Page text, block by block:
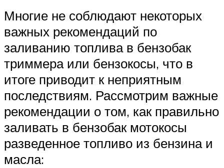
Многие не соблюдают некоторых
важных рекомендаций по
заливанию топлива в бензобак
триммера или бензокосы, что в
итоге приводит к неприятным
последствиям. Рассмотрим важные
рекомендации о том, как правильно
заливать в бензобак мотокосы
разведенное топливо из бензина и
масла: